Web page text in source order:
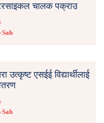
चालक पक्राउ
Sah
उत्कृष्ट एसईई विद्यार्थीलाई
Sah